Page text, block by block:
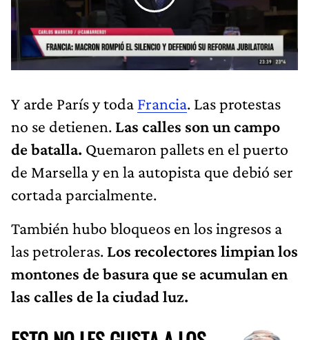
Y arde París y toda Francia. Las protestas
no se detienen. Las calles son un campo
de batalla. Quemaron pallets en el puerto
de Marsella y en la autopista que debió ser
cortada parcialmente.
También hubo bloqueos en los ingresos a
las petroleras. Los recolectores limpian los
montones de basura que se acumulan en
las calles de la ciudad luz.